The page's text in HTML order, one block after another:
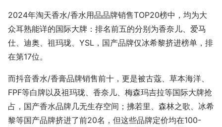
2024年淘天香水/香水用品品牌销售TOP20榜中，均为大
众耳熟能详的国际大牌：排名前五的分别为香奈儿、爱马
仕、迪奥、祖玛珑、YSL，国产品牌仅冰希黎挤进榜单，排
在第17位。
而抖音香水/香膏品牌销售前十，更是被古蔻、草本海洋、
FPF等白牌以及祖玛珑、香奈儿、梅森玛吉拉等国际大牌抢
占，国产香水品牌几无生存空间；拂若里、森林之歌、冰希
黎等国产品牌挤进了前20名，但这些品牌定价均在100-